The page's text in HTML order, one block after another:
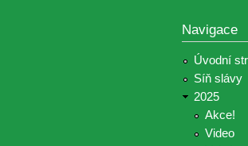
Navigace
Úvodní
Síň slávy
2025
Akce!
Video